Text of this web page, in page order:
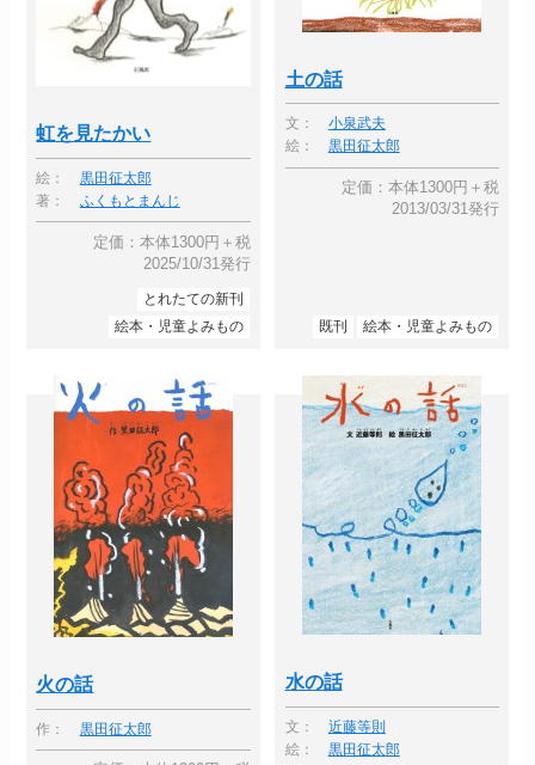
虹を見たかい
絵：
黒田征太郎
著：
ふくもとまんじ
定価：本体1300円＋税
2025/10/31発行
とれたての新刊
絵本・児童よみもの
土の話
文：
小泉武夫
絵：
黒田征太郎
定価：本体1300円＋税
2013/03/31発行
既刊 絵本・児童よみもの
火の話
作： 黒田征太郎
水の話
文：
近藤等則
絵：
黒田征太郎